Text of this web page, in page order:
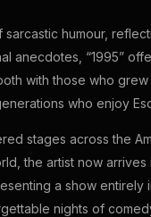
sarcastic humour,
anecdotes, “1995”
with those who
who enjoy
stages across the
the artist now arrives
a show entirely
nights of